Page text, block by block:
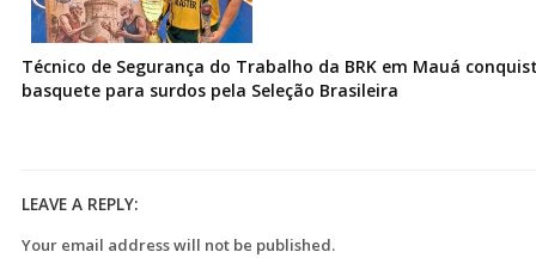
Técnico de Segurança do Trabalho da BRK em Mauá
basquete para surdos pela Seleção Brasileira
LEAVE A REPLY:
Your email address will not be published.